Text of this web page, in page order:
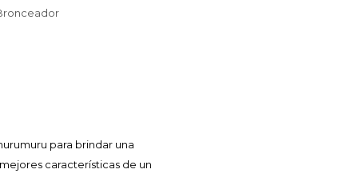
para brindar una
características de un